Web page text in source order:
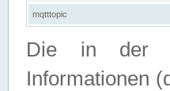
mqtttopic
Die in der
Informationen